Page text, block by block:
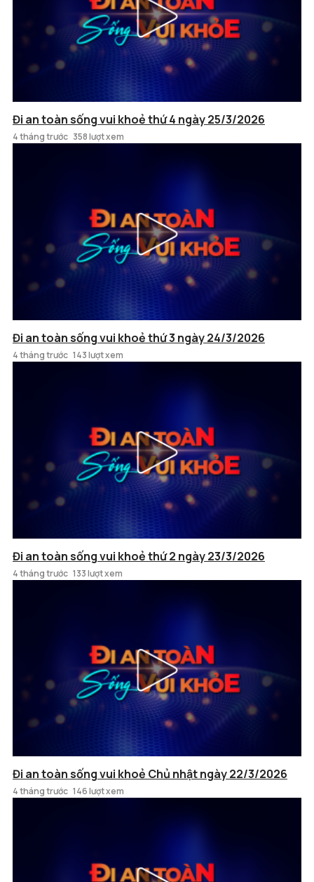
Đi an toàn sống vui khoẻ thứ 4 ngày 25/3/2026
4 tháng trước 358 lượt xem
Đi an toàn sống vui khoẻ thứ 3 ngày 24/3/2026
4 tháng trước 143 lượt xem
Đi an toàn sống vui khoẻ thứ 2 ngày 23/3/2026
4 tháng trước 133 lượt xem
Đi an toàn sống vui khoẻ Chủ nhật ngày 22/3/2026
4 tháng trước 146 lượt xem